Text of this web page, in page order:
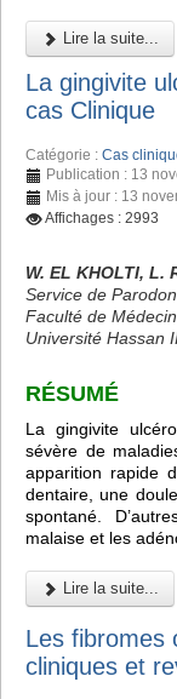
Lire la suite...
La gingivite
cas Clinique
Catégorie : Cas
Publication : 13
Mis à jour : 13
Affichages : 2993
W. EL KHOLTI, L.
Service de
Faculté de
Université Hassan
RÉSUMÉ
La gingivite
sévère de
apparition rapide
dentaire, une
spontané.
malaise et les
Lire la suite...
Les fibromes
cliniques et